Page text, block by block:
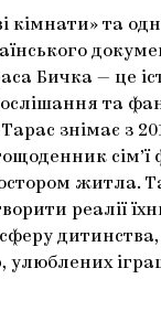
кімнати» та
Бичка — це
та
знімає з
сім’ї
житла.
реалії
дитинства,
улюблених